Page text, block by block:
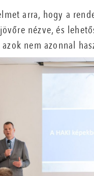
arra, hogy a
nézve, és
nem azonnal